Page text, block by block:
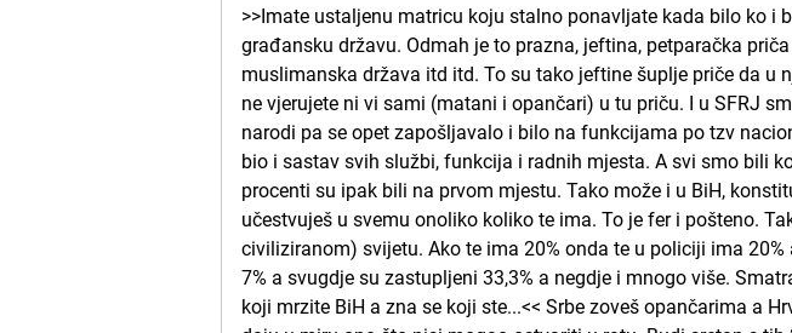
>>Imate ustaljenu matricu koju stalno ponavljate kada bilo ko i
građansku državu. Odmah je to prazna, jeftina, petparačka
muslimanska država itd itd. To su tako jeftine šuplje priče da u
ne vjerujete ni vi sami (matani i opančari) u tu priču. I u SFRJ
narodi pa se opet zapošljavalo i bilo na funkcijama po tzv
bio i sastav svih službi, funkcija i radnih mjesta. A svi smo bili
procenti su ipak bili na prvom mjestu. Tako može i u BiH,
učestvuješ u svemu onoliko koliko te ima. To je fer i pošteno.
civiliziranom) svijetu. Ako te ima 20% onda te u policiji ima
7% a svugdje su zastupljeni 33,3% a negdje i mnogo više.
koji mrzite BiH a zna se koji ste...<< Srbe zoveš opančarima a